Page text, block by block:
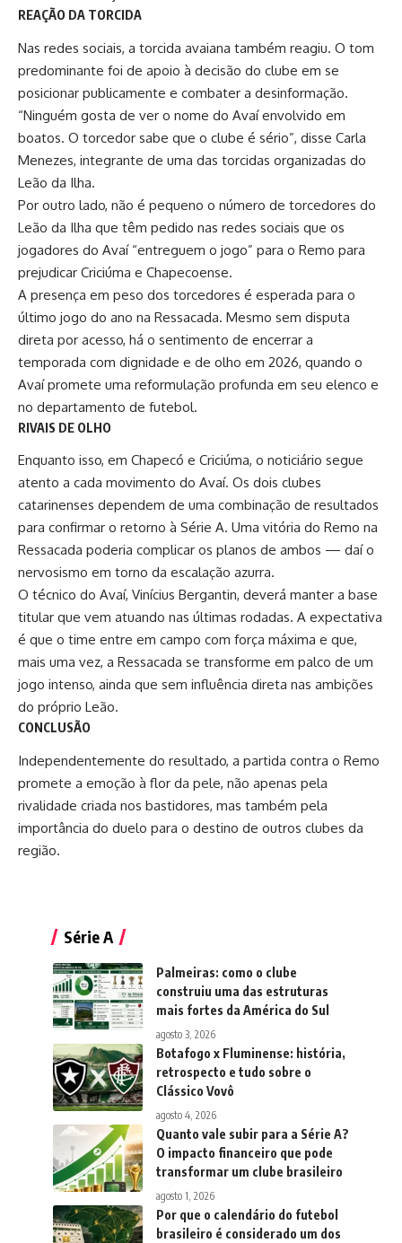
REAÇÃO DA TORCIDA
Nas redes sociais, a torcida avaiana também reagiu. O tom
predominante foi de apoio à decisão do clube em se
posicionar publicamente e combater a desinformação.
“Ninguém gosta de ver o nome do Avaí envolvido em
boatos. O torcedor sabe que o clube é sério”, disse Carla
Menezes, integrante de uma das torcidas organizadas do
Leão da Ilha.
Por outro lado, não é pequeno o número de torcedores do
Leão da Ilha que têm pedido nas redes sociais que os
jogadores do Avaí “entreguem o jogo” para o Remo para
prejudicar Criciúma e Chapecoense.
A presença em peso dos torcedores é esperada para o
último jogo do ano na Ressacada. Mesmo sem disputa
direta por acesso, há o sentimento de encerrar a
temporada com dignidade e de olho em 2026, quando o
Avaí promete uma reformulação profunda em seu elenco e
no departamento de futebol.
RIVAIS DE OLHO
Enquanto isso, em Chapecó e Criciúma, o noticiário segue
atento a cada movimento do Avaí. Os dois clubes
catarinenses dependem de uma combinação de resultados
para confirmar o retorno à Série A. Uma vitória do Remo na
Ressacada poderia complicar os planos de ambos — daí o
nervosismo em torno da escalação azurra.
O técnico do Avaí, Vinícius Bergantin, deverá manter a base
titular que vem atuando nas últimas rodadas. A expectativa
é que o time entre em campo com força máxima e que,
mais uma vez, a Ressacada se transforme em palco de um
jogo intenso, ainda que sem influência direta nas ambições
do próprio Leão.
CONCLUSÃO
Independentemente do resultado, a partida contra o Remo
promete a emoção à flor da pele, não apenas pela
rivalidade criada nos bastidores, mas também pela
importância do duelo para o destino de outros clubes da
região.
Série A
Palmeiras: como o clube
construiu uma das estruturas
mais fortes da América do Sul
agosto 3, 2026
Botafogo x Fluminense: história,
retrospecto e tudo sobre o
Clássico Vovô
agosto 4, 2026
Quanto vale subir para a Série A?
O impacto financeiro que pode
transformar um clube brasileiro
agosto 1, 2026
Por que o calendário do futebol
brasileiro é considerado um dos